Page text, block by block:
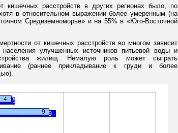
кишечных расстройств в других регионах было, по
в относительном выражении более умеренным (на
Средиземноморье» и на 55% в «Юго-Восточной
от кишечных расстройств во многом зависит
улучшенных источников питьевой воды и
жилищ. Немалую роль может сыграть
(раннее прикладывание к груди и более